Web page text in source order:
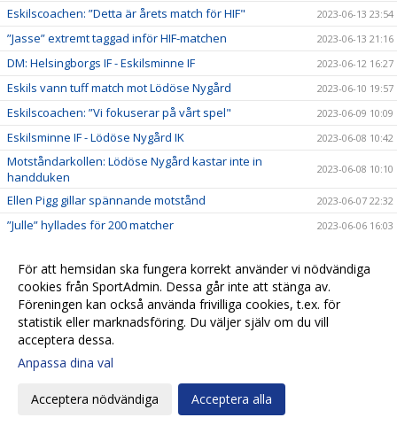
Eskilscoachen: ”Detta är årets match för HIF" 2023-06-13 23:54
”Jasse” extremt taggad inför HIF-matchen 2023-06-13 21:16
DM: Helsingborgs IF - Eskilsminne IF 2023-06-12 16:27
Eskils vann tuff match mot Lödöse Nygård 2023-06-10 19:57
Eskilscoachen: ”Vi fokuserar på vårt spel" 2023-06-09 10:09
Eskilsminne IF - Lödöse Nygård IK 2023-06-08 10:42
Motståndarkollen: Lödöse Nygård kastar inte in
handduken
2023-06-08 10:10
Ellen Pigg gillar spännande motstånd 2023-06-07 22:32
”Julle” hyllades för 200 matcher 2023-06-06 16:03
Eskils mot Eskils ännu en gång 2023-06-06 00:30
Svenska Cupen-match mellan Dam A och Akademin! 2023-06-05 17:16
Fasta situationer fällde Eskils 2023-06-03 19:55
Tuff match väntar mot seriefavorit
Motståndarkollen: Hårdsatsande Halmia med 14
”Aggi” närmar sig toppformen
För att hemsidan ska fungera korrekt använder vi nödvändiga
cookies från SportAdmin. Dessa går inte att stänga av.
Föreningen kan också använda frivilliga cookies, t.ex. för
statistik eller marknadsföring. Du väljer själv om du vill
acceptera dessa.
Anpassa dina val
Acceptera nödvändiga Acceptera alla